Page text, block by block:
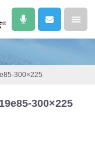
300×225
300×225